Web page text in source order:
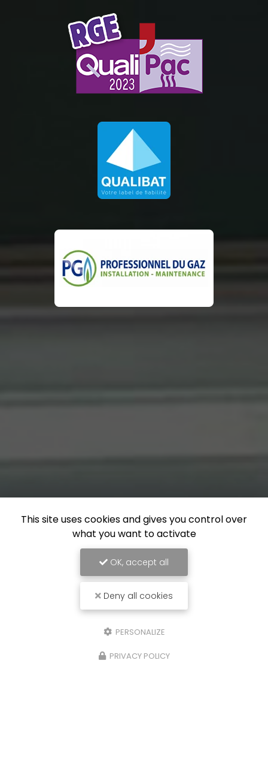
This site uses cookies and gives you control over
what you want to activate
OK, accept all
Deny all cookies
PERSONALIZE
PRIVACY POLICY